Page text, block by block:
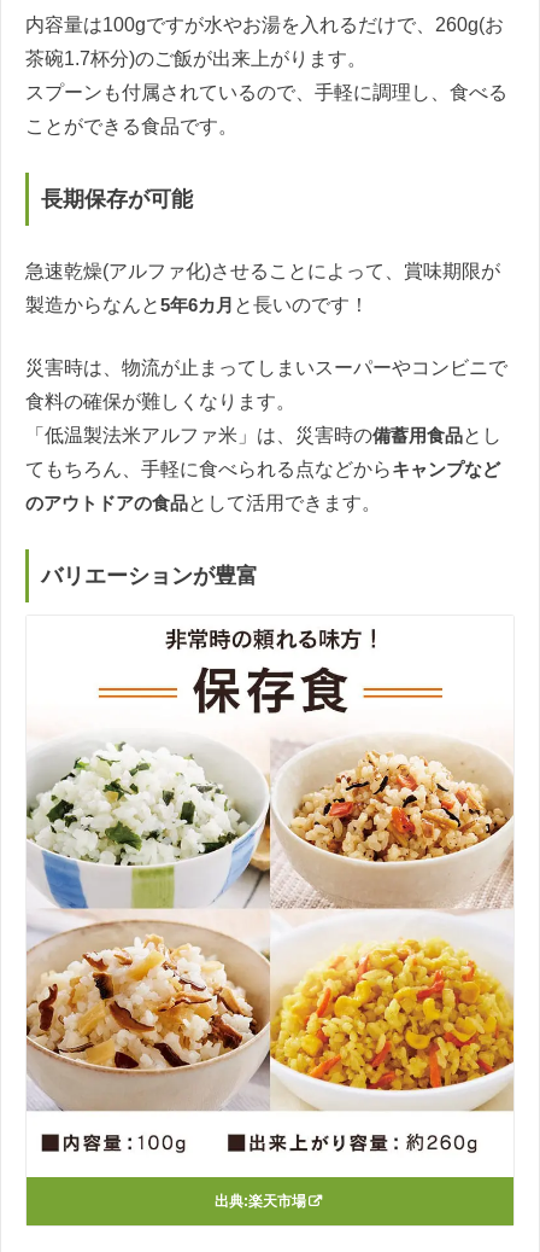
内容量は100gですが水やお湯を入れるだけで、260g(お
茶碗1.7杯分)のご飯が出来上がります。
スプーンも付属されているので、手軽に調理し、食べる
ことができる食品です。
長期保存が可能
急速乾燥(アルファ化)させることによって、賞味期限が
製造からなんと5年6カ月 と長いのです！
災害時は、物流が止まってしまいスーパーやコンビニで
食料の確保が難しくなります。
「低温製法米アルファ米」は、災害時の備蓄用食品とし
てもちろん、手軽に食べられる点などからキャンプなど
のアウトドアの食品として活用できます。
バリエーションが豊富
出典:楽天市場